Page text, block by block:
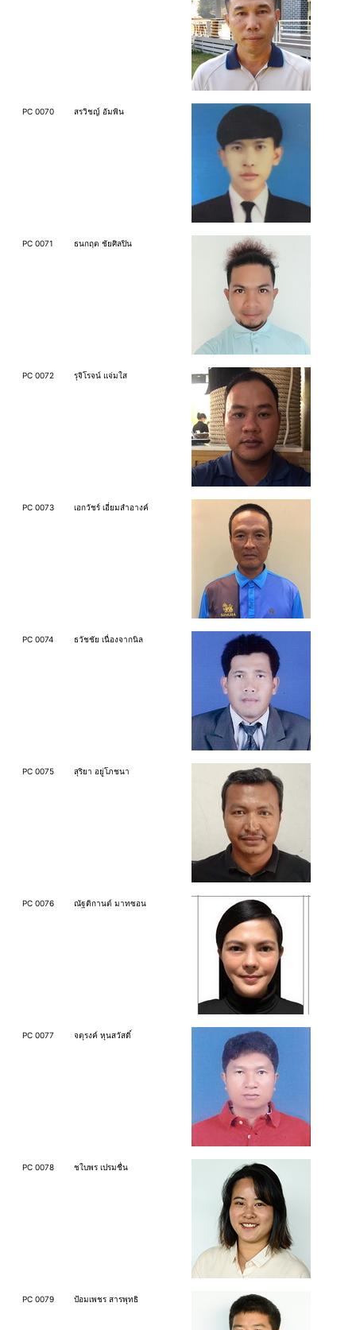
PC 0070 สรวิชญ์ อัมพิน
PC 0071 ธนกฤต ชัยศิลปิน
PC 0072 รุจิโรจน์ แจ่มใส
PC 0073 เอกวัชร์ เอี่ยมสำอางค์
PC 0074 ธวัชชัย เนื่องจากนิล
PC 0075 สุริยา อยู่โภชนา
PC 0076 ณัฐติกานต์ มาทซอน
PC 0077 จตุรงค์ หุนสวัสดิ์
PC 0078 ชใบพร เปรมชื่น
PC 0079 ป้อมเพชร สารพุทธิ